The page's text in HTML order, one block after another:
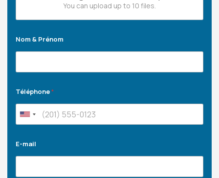
You can upload up to 10 files.
Nom & Prénom
Téléphone*
E-mail